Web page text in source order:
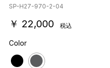
SP-H27-970-2-04
￥ 22,000 税込
Color